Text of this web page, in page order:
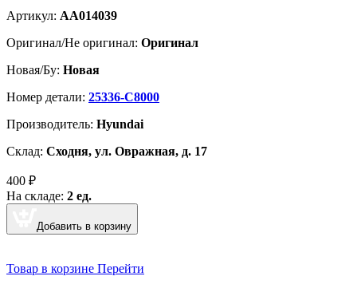
Артикул: AA014039
Оригинал/Не оригинал: Оригинал
Новая/Бу: Новая
Номер детали: 25336-C8000
Производитель: Hyundai
Склад: Сходня, ул. Овражная, д. 17
400 ₽
На складе: 2 ед.
Добавить в корзину
Товар в корзине Перейти